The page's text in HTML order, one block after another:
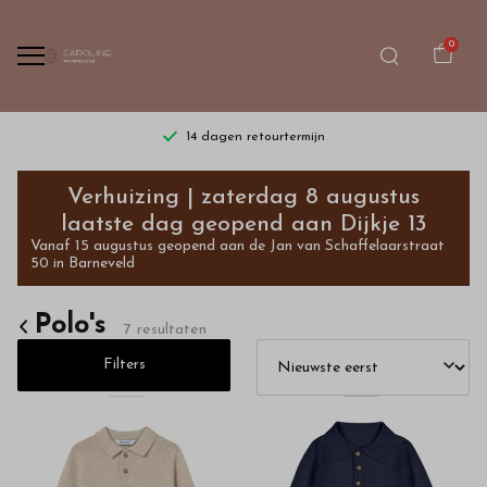
0
14 dagen retourtermijn
Polo's
Bestel
kinderkleding
kwaliteit
Verhuizing | zaterdag 8 augustus
laatste dag geopend aan Dijkje 13
Vanaf 15 augustus geopend aan de Jan van Schaffelaarstraat
50 in Barneveld
Polo's 7 resultaten
Filters